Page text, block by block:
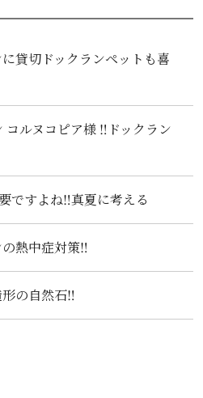
貸切ドックランペットも喜
ルヌコピア様 ‼️ドックラン
ですよね‼️真夏に考える
熱中症対策‼️
の自然石‼️